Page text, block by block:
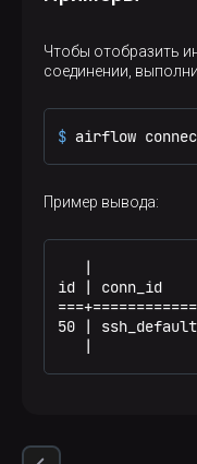
Чтобы отобразить
соединении,
$ airflow
Пример вывода:
|
id | conn_id
50 |
|